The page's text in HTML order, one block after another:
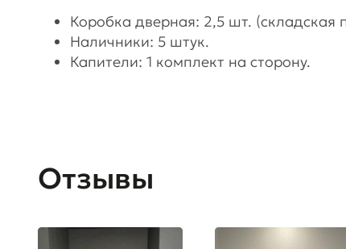
Коробка дверная: 2,5 шт. (складская
Наличники: 5 штук.
Капители: 1 комплект на сторону.
Отзывы